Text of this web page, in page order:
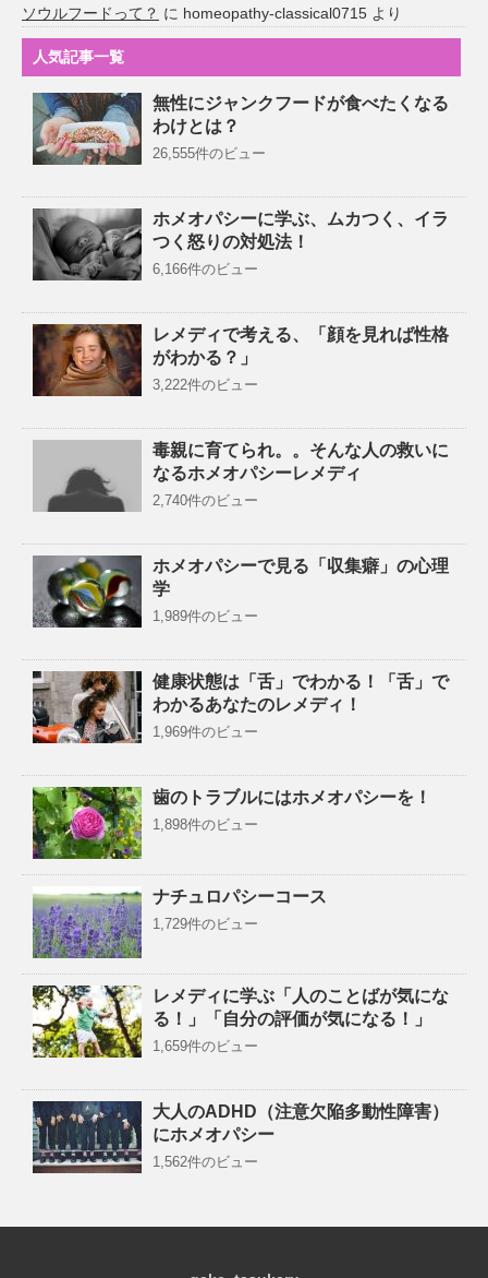
ソウルフードって？ に homeopathy-classical0715 より
人気記事一覧
無性にジャンクフードが食べたくなる
わけとは？
26,555件のビュー
ホメオパシーに学ぶ、ムカつく、イラ
つく怒りの対処法！
6,166件のビュー
レメディで考える、「顔を見れば性格
がわかる？」
3,222件のビュー
毒親に育てられ。。そんな人の救いに
なるホメオパシーレメディ
2,740件のビュー
ホメオパシーで見る「収集癖」の心理
学
1,989件のビュー
健康状態は「舌」でわかる！「舌」で
わかるあなたのレメディ！
1,969件のビュー
歯のトラブルにはホメオパシーを！
1,898件のビュー
ナチュロパシーコース
1,729件のビュー
レメディに学ぶ「人のことばが気にな
る！」「自分の評価が気になる！」
1,659件のビュー
大人のADHD（注意欠陥多動性障害）
にホメオパシー
1,562件のビュー